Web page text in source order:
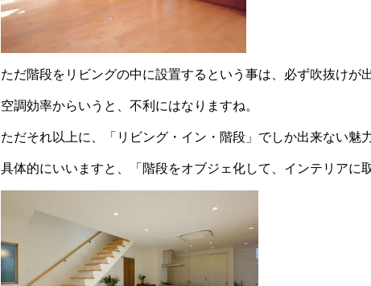
ただ階段をリビングの中に設置するという事は、必ず吹抜けが
空調効率からいうと、不利にはなりますね。
ただそれ以上に、「リビング・イン・階段」でしか出来ない魅
具体的にいいますと、「階段をオブジェ化して、インテリアに